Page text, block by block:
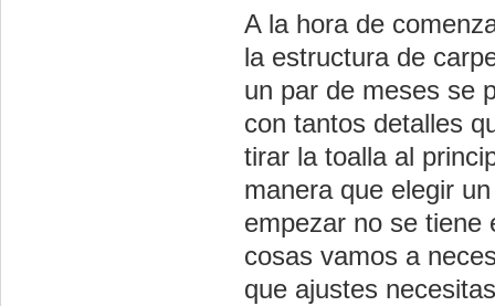
A la hora de
la estructura de
un par de meses se
con tantos detalles
tirar la toalla al
manera que elegir
empezar no se tiene
cosas vamos a
que ajustes